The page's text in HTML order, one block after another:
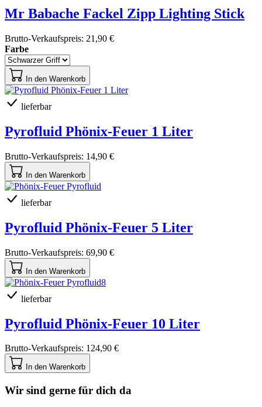
Mr Babache Fackel Zipp Lighting Stick
Brutto-Verkaufspreis: 21,90 €
Farbe
In den Warenkorb
lieferbar
Pyrofluid Phönix-Feuer 1 Liter
Brutto-Verkaufspreis: 14,90 €
In den Warenkorb
lieferbar
Pyrofluid Phönix-Feuer 5 Liter
Brutto-Verkaufspreis: 69,90 €
In den Warenkorb
lieferbar
Pyrofluid Phönix-Feuer 10 Liter
Brutto-Verkaufspreis: 124,90 €
In den Warenkorb
Wir sind gerne für dich da